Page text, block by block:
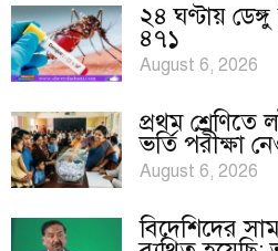
২৪ ঘণ্টায়
৪৭১
August 6, 2026
প্রথম শ্রেণিতে
ভর্তি পরীক্ষা
August 6, 2026
বিদেশিদের